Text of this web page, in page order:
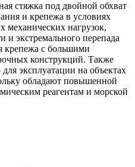
стяжка под двойной обхват
и крепежа в условиях
механических нагрузок,
и экстремального перепада
крепежа с большими
конструкций. Также
эксплуатации на объектах
обладают повышенной
реагентам и морской